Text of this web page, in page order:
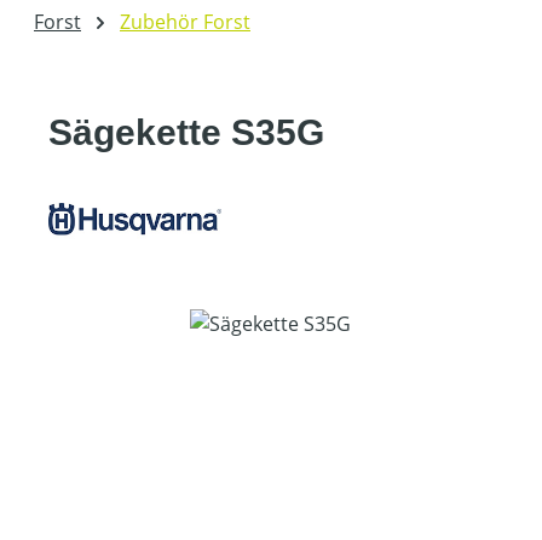
Forst Zubehör Forst
Sägekette S35G
Bildergalerie überspringen